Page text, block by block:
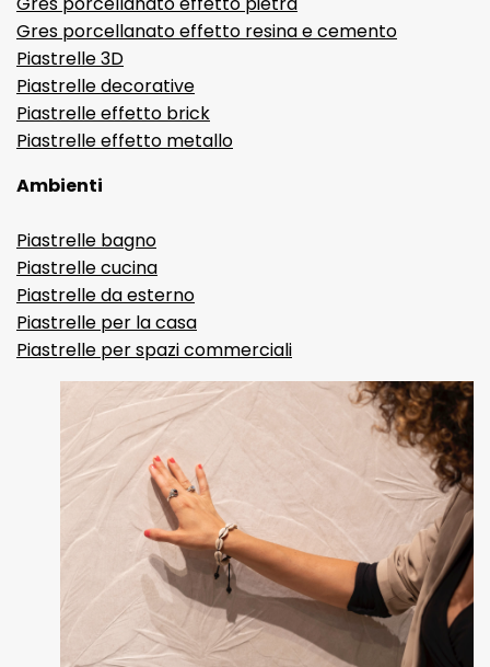
Gres porcellanato effetto resina e cemento
Piastrelle 3D
Piastrelle decorative
Piastrelle effetto brick
Piastrelle effetto metallo
Ambienti
Piastrelle bagno
Piastrelle cucina
Piastrelle da esterno
Piastrelle per la casa
Piastrelle per spazi commerciali